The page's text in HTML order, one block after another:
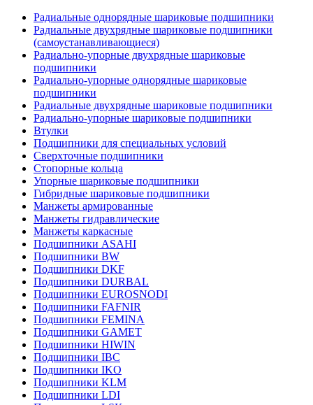
Радиальные однорядные шариковые подшипники
Радиальные двухрядные шариковые подшипники
(самоустанавливающиеся)
Радиально-упорные двухрядные шариковые
подшипники
Радиально-упорные однорядные шариковые
подшипники
Радиальные двухрядные шариковые подшипники
Радиально-упорные шариковые подшипники
Втулки
Подшипники для специальных условий
Сверхточные подшипники
Стопорные кольца
Упорные шариковые подшипники
Гибридные шариковые подшипники
Манжеты армированные
Манжеты гидравлические
Манжеты каркасные
Подшипники ASAHI
Подшипники BW
Подшипники DKF
Подшипники DURBAL
Подшипники EUROSNODI
Подшипники FAFNIR
Подшипники FEMINA
Подшипники GAMET
Подшипники HIWIN
Подшипники IBC
Подшипники IKO
Подшипники KLM
Подшипники LDI